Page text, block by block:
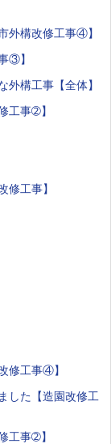
外構改修工事④】
③】
外構工事【全体】
工事➁】
修工事】
修工事④】
した【造園改修工
工事➁】